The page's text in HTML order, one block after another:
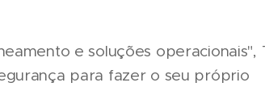
e soluções operacionais",
para fazer o seu próprio